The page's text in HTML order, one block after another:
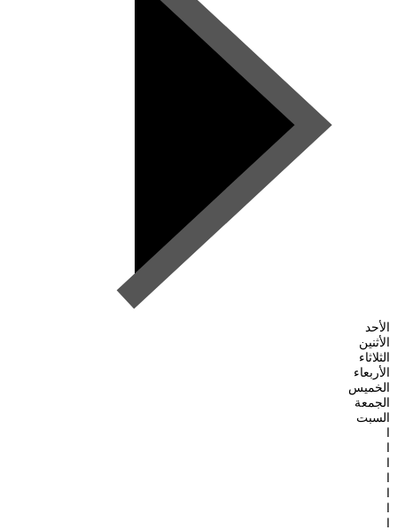
الأحد
الأثنين
الثلاثاء
الأربعاء
الخميس
الجمعة
السبت